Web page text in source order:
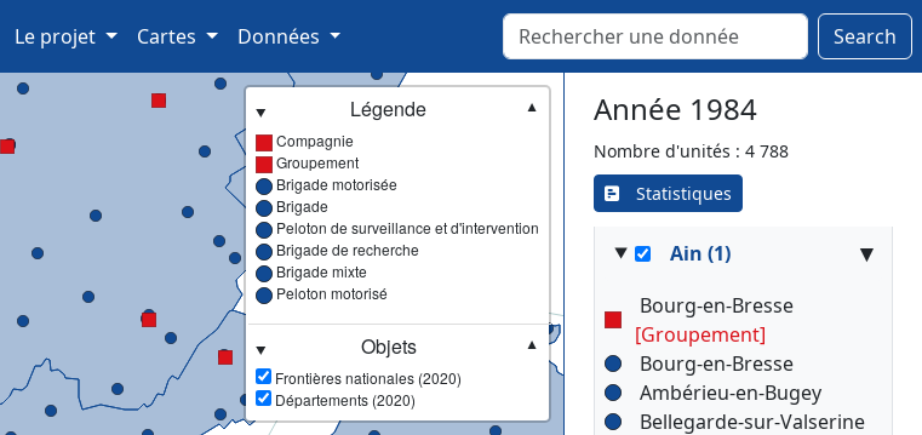
(current)
Le projet Cartes Données Search
Légende
▼
Compagnie
Groupement
Brigade motorisée
Brigade
Peloton de surveillance et d'intervention
Brigade de recherche
Brigade mixte
Peloton motorisé
Objets
▼
Frontières nationales (2020)
Départements (2020)
Année 1984
Nombre d'unités : 4 788
Statistiques
Saint-Gilles
Saint-Symphorien
Sainte-Lucie-de-Porto-
Vecchio
Wé
Ain (1) ▾
Bourg-en-Bresse
[Groupement]
Bourg-en-Bresse
Ambérieu-en-Bugey
Bellegarde-sur-Valserine